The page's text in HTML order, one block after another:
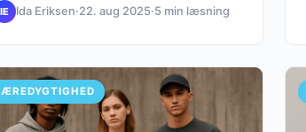
IE Ida Eriksen·22. aug 2025·5 min læsning